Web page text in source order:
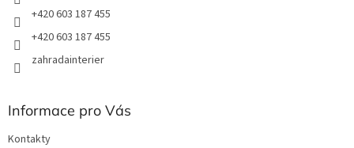
+420 603 187 455
+420 603 187 455
zahradainterier
Informace pro Vás
Kontakty